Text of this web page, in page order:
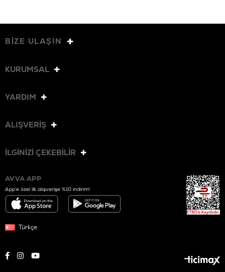
BİZE ULAŞIN
KURUMSAL
YARDIM
ALIŞVERİŞ
İLGİNİZİ ÇEKEBİLİR
AVVA APP
App’e özel ilk alışverişe %10 indirim!
Türkçe